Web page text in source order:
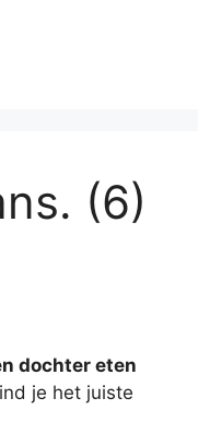
(6)
dochter eten
je het juiste